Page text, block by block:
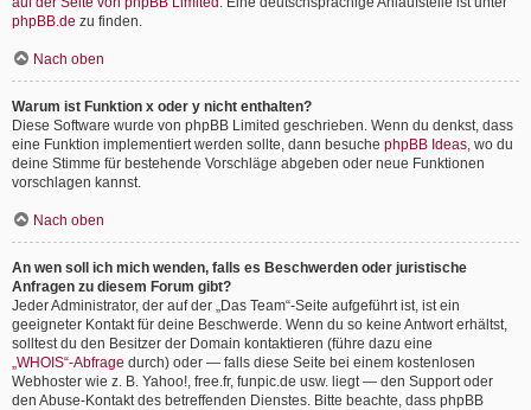
phpBB.de zu finden.
Nach oben
Warum ist Funktion x oder y nicht enthalten?
Diese Software wurde von phpBB Limited geschrieben. Wenn du denkst, dass
eine Funktion implementiert werden sollte, dann besuche phpBB Ideas, wo du
deine Stimme für bestehende Vorschläge abgeben oder neue Funktionen
vorschlagen kannst.
Nach oben
An wen soll ich mich wenden, falls es Beschwerden oder juristische
Anfragen zu diesem Forum gibt?
Jeder Administrator, der auf der „Das Team“-Seite aufgeführt ist, ist ein
geeigneter Kontakt für deine Beschwerde. Wenn du so keine Antwort erhältst,
solltest du den Besitzer der Domain kontaktieren (führe dazu eine
„WHOIS“-Abfrage durch) oder — falls diese Seite bei einem kostenlosen
Webhoster wie z. B. Yahoo!, free.fr, funpic.de usw. liegt — den Support oder
den Abuse-Kontakt des betreffenden Dienstes. Bitte beachte, dass phpBB